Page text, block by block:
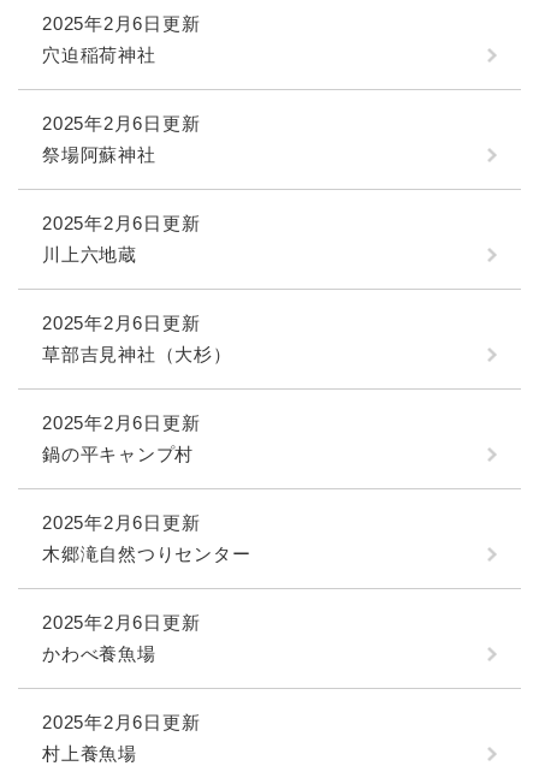
2025年2月6日更新
穴迫稲荷神社
2025年2月6日更新
祭場阿蘇神社
2025年2月6日更新
川上六地蔵
2025年2月6日更新
草部吉見神社（大杉）
2025年2月6日更新
鍋の平キャンプ村
2025年2月6日更新
木郷滝自然つりセンター
2025年2月6日更新
かわべ養魚場
2025年2月6日更新
村上養魚場